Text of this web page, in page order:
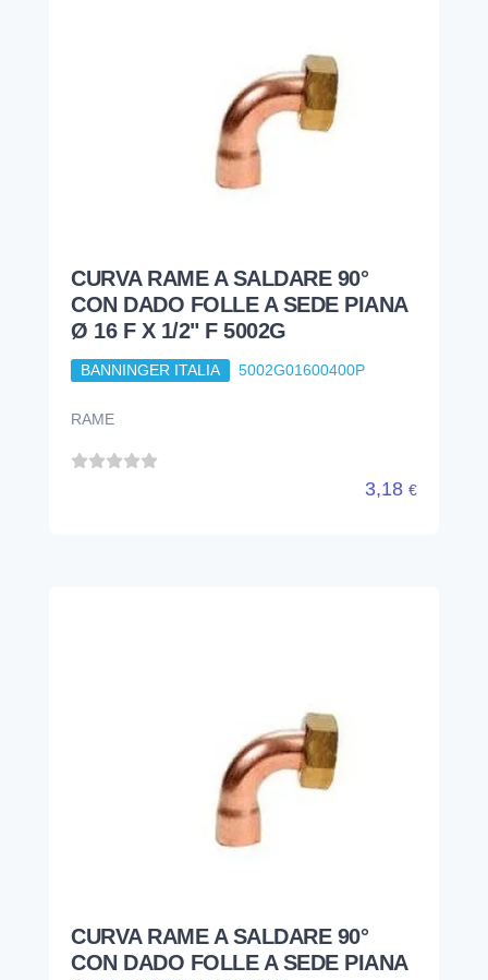
CURVA RAME A SALDARE 90°
CON DADO FOLLE A SEDE PIANA
Ø 16 F X 1/2" F 5002G
BANNINGER ITALIA 5002G01600400P
RAME
3,18 €
CURVA RAME A SALDARE 90°
CON DADO FOLLE A SEDE PIANA